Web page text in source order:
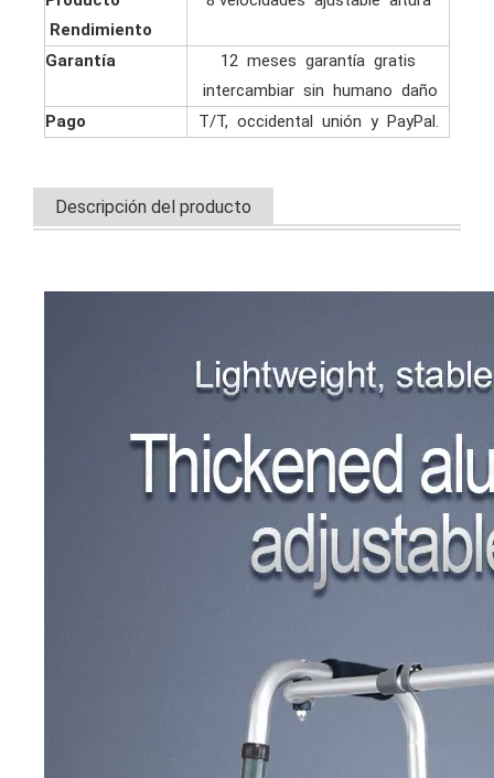
Rendimiento
Garantía
12 meses garantía gratis
intercambiar sin humano daño
Pago
T/T, occidental unión y PayPal.
Descripción del producto